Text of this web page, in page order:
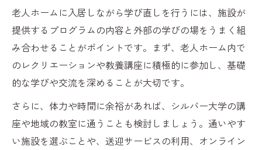
老人ホームに入居しながら学び直しを行うには、施設が
提供するプログラムの内容と外部の学びの場をうまく組
み合わせることがポイントです。まず、老人ホーム内で
のレクリエーションや教養講座に積極的に参加し、基礎
的な学びや交流を深めることが大切です。
さらに、体力や時間に余裕があれば、シルバー大学の講
座や地域の教室に通うことも検討しましょう。通いやす
い施設を選ぶことや、送迎サービスの利用、オンライン